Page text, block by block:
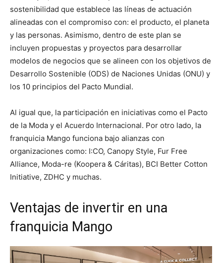
sostenibilidad que establece las líneas de actuación
alineadas con el compromiso con: el producto, el planeta
y las personas. Asimismo, dentro de este plan se
incluyen propuestas y proyectos para desarrollar
modelos de negocios que se alineen con los objetivos de
Desarrollo Sostenible (ODS) de Naciones Unidas (ONU) y
los 10 principios del Pacto Mundial.
Al igual que, la participación en iniciativas como el Pacto
de la Moda y el Acuerdo Internacional. Por otro lado, la
franquicia Mango funciona bajo alianzas con
organizaciones como: I:CO, Canopy Style, Fur Free
Alliance, Moda-re (Koopera & Cáritas), BCI Better Cotton
Initiative, ZDHC y muchas.
Ventajas de invertir en una
franquicia Mango